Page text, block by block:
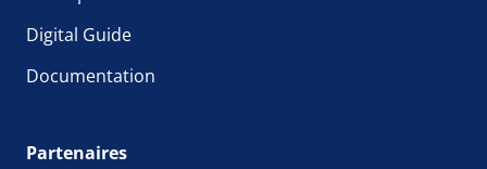
Digital Guide
Documentation
Partenaires